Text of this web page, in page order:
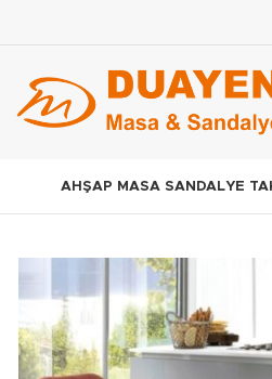
AHŞAP MASA SANDALYE